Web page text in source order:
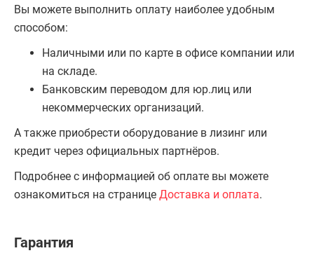
Вы можете выполнить оплату наиболее удобным
способом:
Наличными или по карте в офисе компании или
на складе.
Банковским переводом для юр.лиц или
некоммерческих организаций.
А также приобрести оборудование в лизинг или
кредит через официальных партнёров.
Подробнее с информацией об оплате вы можете
ознакомиться на странице Доставка и оплата.
Гарантия